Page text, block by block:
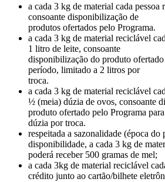
a cada 3 kg de material cada pessoa
consoante disponibilização de
produtos ofertados pelo Programa.
a cada 3 kg de material reciclável
1 litro de leite, consoante
disponibilização do produto
período, limitado a 2 litros por
troca.
a cada 3 kg de material reciclável
½ (meia) dúzia de ovos, consoante
produto ofertado pelo Programa
dúzia por troca.
respeitada a sazonalidade (época do
disponibilidade, a cada 3 kg de
poderá receber 500 gramas de mel;
a cada 3kg de material reciclável
crédito junto ao cartão/bilhete